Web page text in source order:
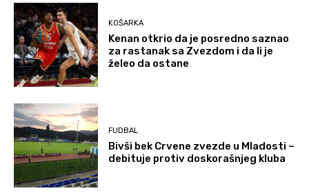
KOŠARKA
Kenan otkrio da je posredno saznao
za rastanak sa Zvezdom i da li je
želeo da ostane
FUDBAL
Bivši bek Crvene zvezde u Mladosti –
debituje protiv doskorašnjeg kluba